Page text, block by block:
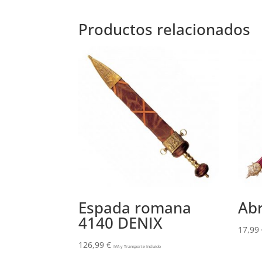
108,99 €.70,99 €.
Productos relacionados
Espada romana
4140 DENIX
126,99€ IVA y Transporte Incluido
17,99